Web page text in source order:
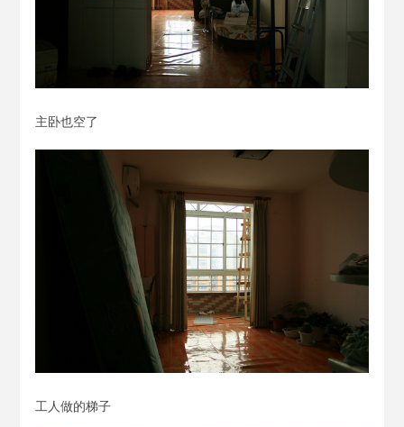
主卧也空了
工人做的梯子